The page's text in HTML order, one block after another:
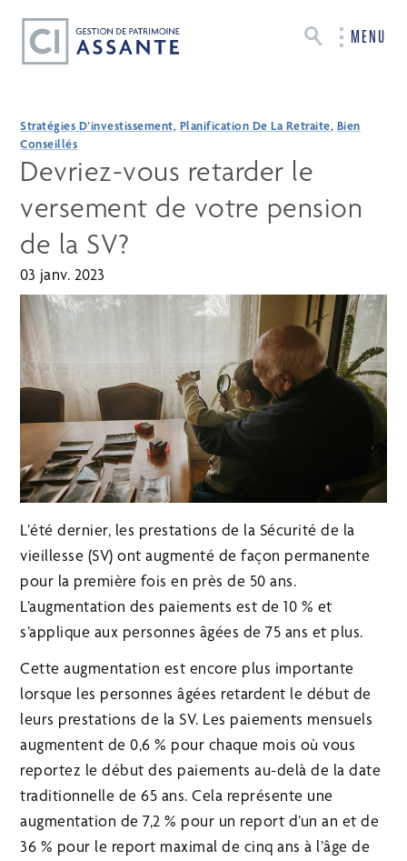
MENU
Stratégies D’investissement, Planification De La Retraite, Bien
Conseillés
Devriez-vous retarder le
versement de votre pension
de la SV?
03 janv. 2023
L’été dernier, les prestations de la Sécurité de la
vieillesse (SV) ont augmenté de façon permanente
pour la première fois en près de 50 ans.
L’augmentation des paiements est de 10 % et
s’applique aux personnes âgées de 75 ans et plus.
Cette augmentation est encore plus importante
lorsque les personnes âgées retardent le début de
leurs prestations de la SV. Les paiements mensuels
augmentent de 0,6 % pour chaque mois où vous
reportez le début des paiements au-delà de la date
traditionnelle de 65 ans. Cela représente une
augmentation de 7,2 % pour un report d’un an et de
36 % pour le report maximal de cinq ans à l’âge de